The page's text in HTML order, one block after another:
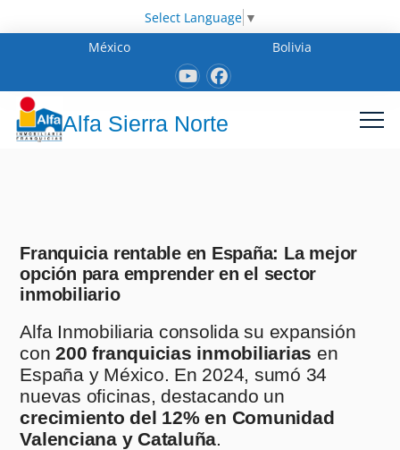
Select Language ▼
México
Bolivia
Alfa Sierra Norte
Franquicia rentable en España: La mejor
opción para emprender en el sector
inmobiliario
Alfa Inmobiliaria consolida su expansión
con200 franquicias inmobiliarias en
España y México. En 2024, sumó 34
nuevas oficinas, destacando un
crecimiento del 12% en Comunidad
Valenciana y Cataluña.